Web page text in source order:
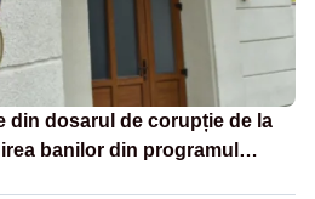
din dosarul de corupție de la
banilor din programul